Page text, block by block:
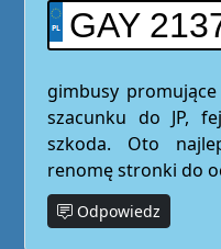
GAY
gimbusy
szacunku do JP,
szkoda. Oto
renomę stronki do
Odpowiedz